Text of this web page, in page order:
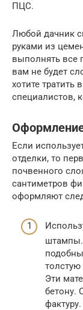
ПЦС.
Любой дачник
руками из
выполнять все
вам не будет
хотите тратить
специалистов,
Если
отделки, то
почвенного
сантиметров
оформляют
штампы.
толстую
Эти
бетону.